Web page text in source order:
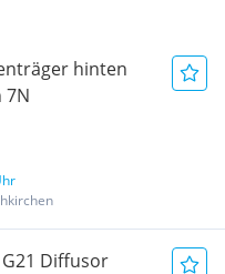
hinten
7N
Diffusor